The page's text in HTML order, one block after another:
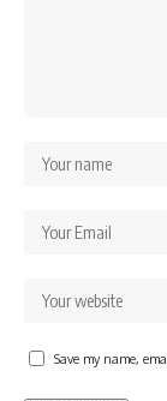
Save my name,